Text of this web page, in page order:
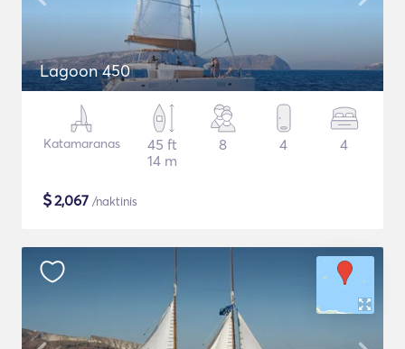
Lagoon 450
Katamaranas
45 ft
14 m
8 4 4
$2,067 /naktinis